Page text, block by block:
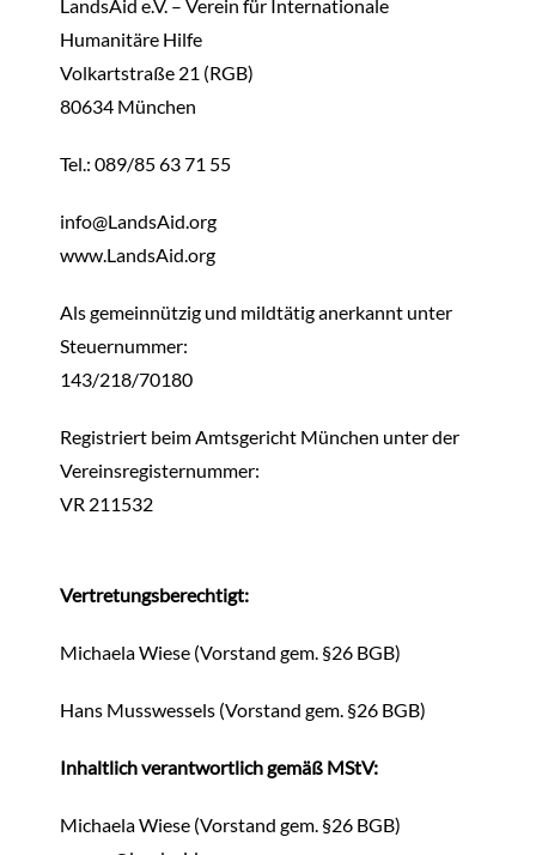
LandsAid e.V. – Verein für Internationale
Humanitäre Hilfe
Volkartstraße 21 (RGB)
80634 München
Tel.: 089/85 63 71 55
info@LandsAid.org
www.LandsAid.org
Als gemeinnützig und mildtätig anerkannt unter
Steuernummer:
143/218/70180
Registriert beim Amtsgericht München unter der
Vereinsregisternummer:
VR 211532
Vertretungsberechtigt:
Michaela Wiese (Vorstand gem. §26 BGB)
Hans Musswessels (Vorstand gem. §26 BGB)
Inhaltlich verantwortlich gemäß MStV:
Michaela Wiese (Vorstand gem. §26 BGB)